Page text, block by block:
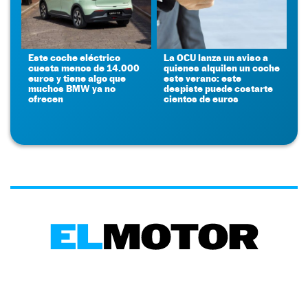
Este coche eléctrico
cuesta menos de 14.000
euros y tiene algo que
muchos BMW ya no
ofrecen
La OCU lanza un aviso a
quienes alquilen un coche
este verano: este
despiste puede costarte
cientos de euros